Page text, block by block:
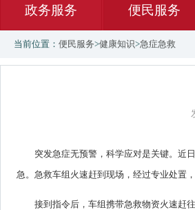
政务服务 便民服务
当前位置： 便民服务>健康知识>急症急救
突发急症无预警，科学应对是关键。近
急。急救车组火速赶到现场，经过专业处置
接到指令后，车组携带急救物资火速赶